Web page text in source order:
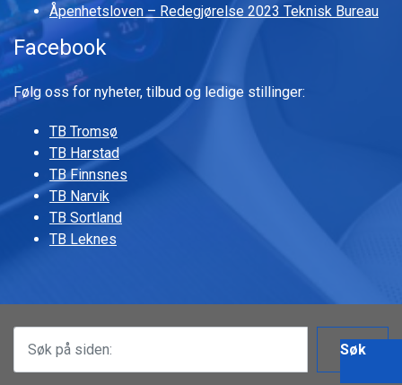
Åpenhetsloven – Redegjørelse 2023 Teknisk Bureau
Facebook
Følg oss for nyheter, tilbud og ledige stillinger:
TB Tromsø
TB Harstad
TB Finnsnes
TB Narvik
TB Sortland
TB Leknes
Søk